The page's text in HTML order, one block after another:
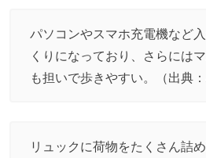
パソコンやスマホ充電機など
くりになっており、さらには
も担いで歩きやすい。（出典：
リュックに荷物をたくさん詰